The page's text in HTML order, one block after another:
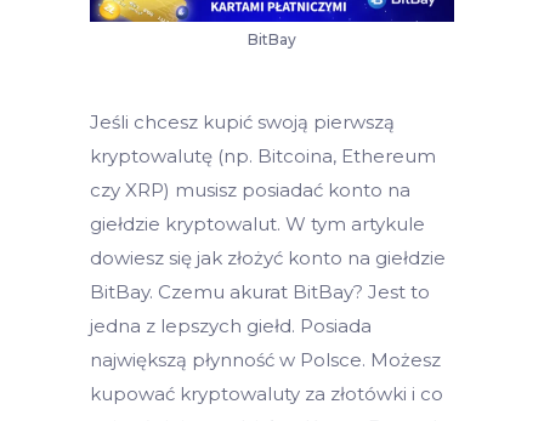
BitBay
Jeśli chcesz kupić swoją pierwszą
kryptowalutę (np. Bitcoina, Ethereum
czy XRP) musisz posiadać konto na
giełdzie kryptowalut. W tym artykule
dowiesz się jak złożyć konto na giełdzie
BitBay. Czemu akurat BitBay? Jest to
jedna z lepszych giełd. Posiada
największą płynność w Polsce. Możesz
kupować kryptowaluty za złotówki i co